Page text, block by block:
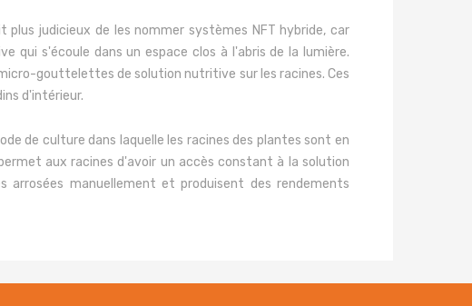
judicieux de les nommer systèmes NFT hybride, car
qui s'écoule dans un espace clos à l'abris de la lumière.
gouttelettes de solution nutritive sur les racines. Ces
d'intérieur.
de culture dans laquelle les racines des plantes sont en
aux racines d'avoir un accès constant à la solution
manuellement et produisent des rendements